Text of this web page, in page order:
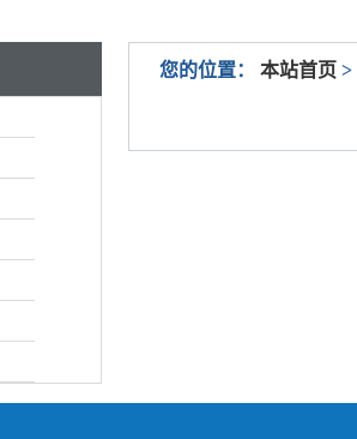
您的位置： 本站首页 >